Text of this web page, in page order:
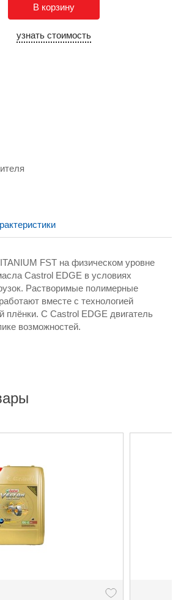
В корзину
узнать стоимость
FST на физическом уровне
Castrol EDGE в условиях
Растворимые полимерные
вместе с технологией
плёнки. С Castrol EDGE двигатель
возможностей.